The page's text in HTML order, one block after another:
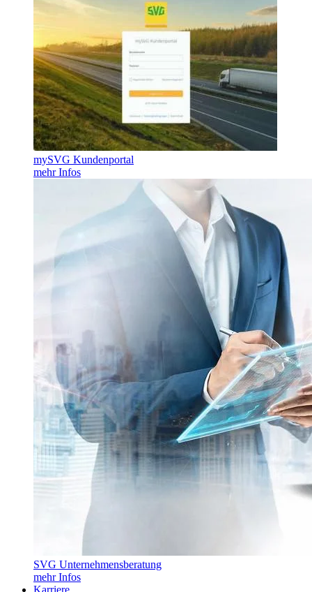
mySVG Kundenportal
mehr Infos
SVG Unternehmensberatung
mehr Infos
Karriere